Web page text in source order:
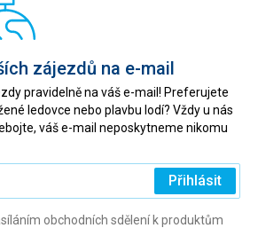
zájezdů na e-mail
pravidelně na váš e-mail! Preferujete
ledovce nebo plavbu lodí? Vždy u nás
váš e-mail neposkytneme nikomu
Přihlásit
obchodních sdělení k produktům